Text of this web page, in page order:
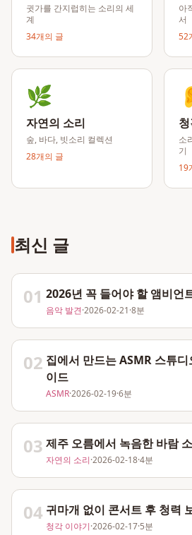
귓가를 간지럽히는 소리의 세
계
34개의 글
아
서
52
🌿
자연의 소리
숲, 바다, 빗소리 컬렉션
28개의 글
소
기
19
최신 글
01 2026년 꼭 들어야 할 앰비언
음악 발견·2026-02-21·8분
02 집에서 만드는 ASMR 스튜
이드
ASMR·2026-02-19·6분
03 제주 오름에서 녹음한 바람
자연의 소리·2026-02-18·4분
04 귀마개 없이 콘서트 후 청력
청각 이야기·2026-02-17·5분